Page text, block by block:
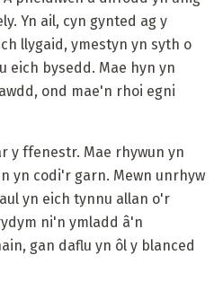
Yn ail, cyn gynted ag y
llygaid, ymestyn yn syth o
eich bysedd. Mae hyn yn
ond mae'n rhoi egni
y ffenestr. Mae rhywun yn
yn codi'r garn. Mewn unrhyw
yn eich tynnu allan o'r
ni'n ymladd â'n
gan daflu yn ôl y blanced